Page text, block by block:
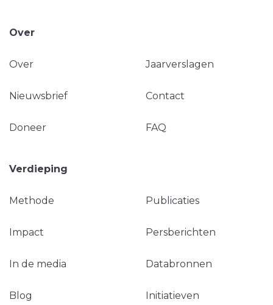
Over
Over Jaarverslagen
Nieuwsbrief Contact
Doneer FAQ
Verdieping
Methode Publicaties
Impact Persberichten
In de media Databronnen
Blog Initiatieven